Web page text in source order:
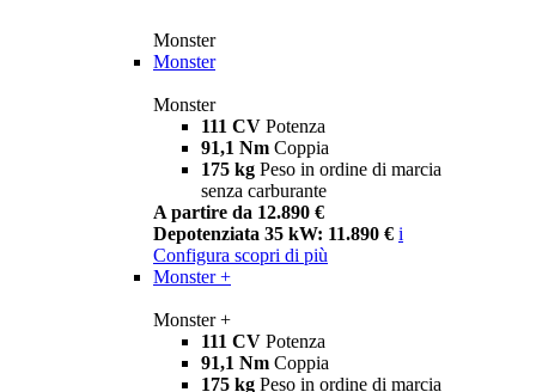
Monster
Monster
Monster
111 CV Potenza
91,1 Nm Coppia
175 kg Peso in ordine di marcia
senza carburante
A partire da 12.890 €
Depotenziata 35 kW: 11.890 € i
Configura scopri di più
Monster +
Monster +
111 CV Potenza
91,1 Nm Coppia
175 kg Peso in ordine di marcia